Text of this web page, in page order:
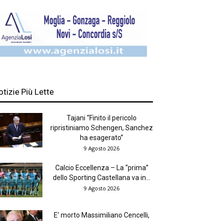
Più Lette
Tajani “Finito il pericolo
ripristiniamo Schengen, Sanchez
ha esagerato”
9 Agosto 2026
Calcio Eccellenza – La “prima”
dello Sporting Castellana va in...
9 Agosto 2026
E’ morto Massimiliano Cencelli,